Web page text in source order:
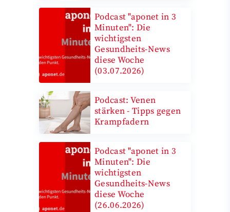
Podcast "aponet in 3
Minuten": Die
wichtigsten
Gesundheits-News
diese Woche
(03.07.2026)
Podcast: Venen
stärken - Tipps gegen
Krampfadern
Podcast "aponet in 3
Minuten": Die
wichtigsten
Gesundheits-News
diese Woche
(26.06.2026)